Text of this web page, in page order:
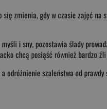
zmienia, gdy w czasie zajęć
i sny, pozostawia ślady
chcą posiąść również bardzo
odróżnienie szaleństwa od